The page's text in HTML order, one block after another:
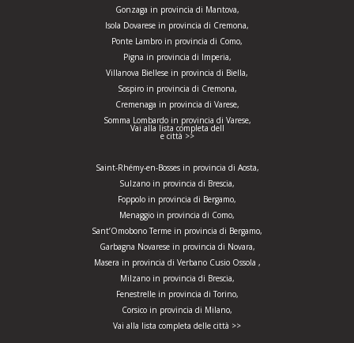
Gonzaga in provincia di Mantova,
Isola Dovarese in provincia di Cremona,
Ponte Lambro in provincia di Como,
Pigna in provincia di Imperia,
Villanova Biellese in provincia di Biella,
Sospiro in provincia di Cremona,
Cremenaga in provincia di Varese,
Somma Lombardo in provincia di Varese,
Vai alla lista completa dell
e città >>
Saint-Rhémy-en-Bosses in provincia di Aosta,
Sulzano in provincia di Brescia,
Foppolo in provincia di Bergamo,
Menaggio in provincia di Como,
Sant’Omobono Terme in provincia di Bergamo,
Garbagna Novarese in provincia di Novara,
Masera in provincia di Verbano Cusio Ossola ,
Milzano in provincia di Brescia,
Fenestrelle in provincia di Torino,
Corsico in provincia di Milano,
Vai alla lista completa delle città >>